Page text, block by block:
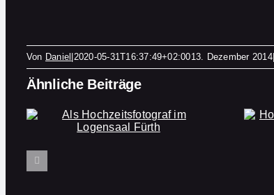
Von Daniel 2020-05-31T16:37:49+02:0013. Dezember 2014|
Ähnliche Beiträge